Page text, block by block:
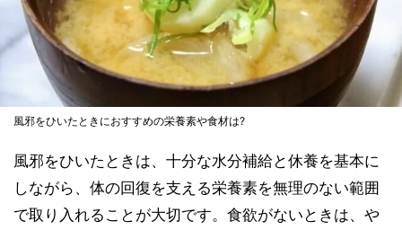
風邪をひいたときにおすすめの栄養素や食材は?
風邪をひいたときは、十分な水分補給と休養を基本に
しながら、体の回復を支える栄養素を無理のない範囲
で取り入れることが大切です。食欲がないときは、や